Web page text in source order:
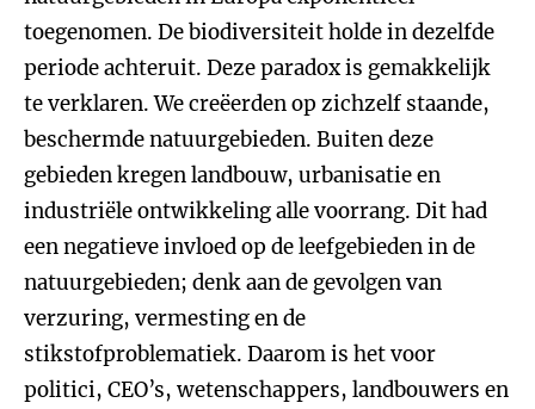
toegenomen. De biodiversiteit holde in dezelfde
periode achteruit. Deze paradox is gemakkelijk
te verklaren. We creëerden op zichzelf staande,
beschermde natuurgebieden. Buiten deze
gebieden kregen landbouw, urbanisatie en
industriële ontwikkeling alle voorrang. Dit had
een negatieve invloed op de leefgebieden in de
natuurgebieden; denk aan de gevolgen van
verzuring, vermesting en de
stikstofproblematiek. Daarom is het voor
politici, CEO’s, wetenschappers, landbouwers en